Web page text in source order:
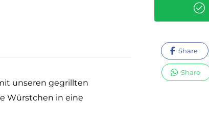
unseren gegrillten
Würstchen in eine
Share
Share